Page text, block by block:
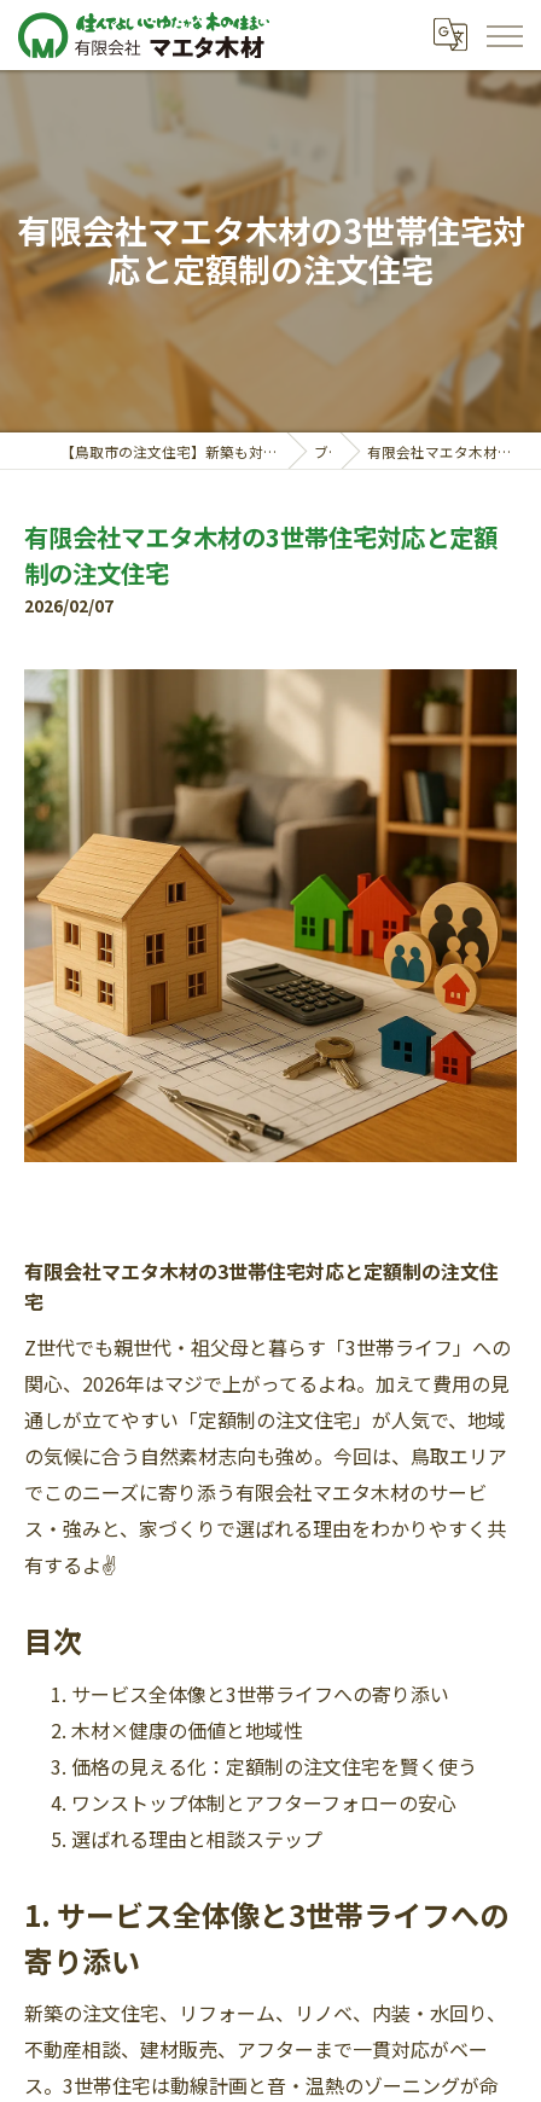
有限会社マエタ木材の3世帯住宅対
応と定額制の注文住宅
【鳥取市の注文住宅】新築も対応の工務店｜価格相談受付中｜有限会社マエタ木材 ブログ 有限会社マエタ木材の3世帯住宅対応と定額制の注文住宅
有限会社マエタ木材の3世帯住宅対応と定額
制の注文住宅
2026/02/07
有限会社マエタ木材の3世帯住宅対応と定額制の注文住
宅
Z世代でも親世代・祖父母と暮らす「3世帯ライフ」への
関心、2026年はマジで上がってるよね。加えて費用の見
通しが立てやすい「定額制の注文住宅」が人気で、地域
の気候に合う自然素材志向も強め。今回は、鳥取エリア
でこのニーズに寄り添う有限会社マエタ木材のサービ
ス・強みと、家づくりで選ばれる理由をわかりやすく共
有するよ✌️
目次
サービス全体像と3世帯ライフへの寄り添い
木材×健康の価値と地域性
価格の見える化：定額制の注文住宅を賢く使う
ワンストップ体制とアフターフォローの安心
選ばれる理由と相談ステップ
1. サービス全体像と3世帯ライフへの
寄り添い
新築の注文住宅、リフォーム、リノベ、内装・水回り、
不動産相談、建材販売、アフターまで一貫対応がベー
ス。3世帯住宅は動線計画と音・温熱のゾーニングが命